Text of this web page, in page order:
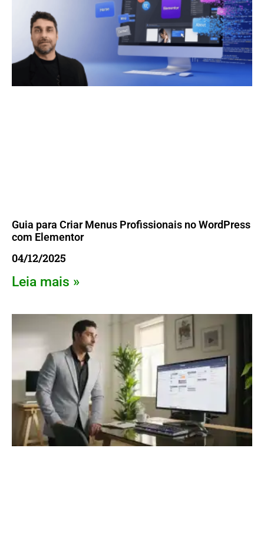
Guia para Criar Menus Profissionais no WordPress
com Elementor
04/12/2025
Leia mais »